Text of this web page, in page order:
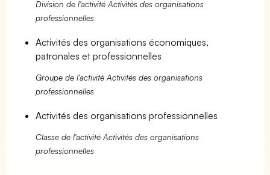
Division de l'activité Activités des organisations
professionnelles
Activités des organisations économiques,
patronales et professionnelles
Groupe de l'activité Activités des organisations
professionnelles
Activités des organisations professionnelles
Classe de l'activité Activités des organisations
professionnelles